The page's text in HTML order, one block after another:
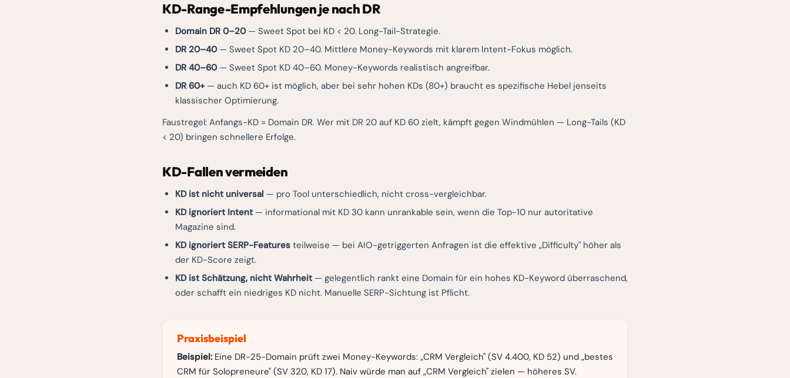
KD-Range-Empfehlungen je nach DR
Domain DR 0–20— Sweet Spot bei KD < 20. Long-Tail-Strategie.
DR 20–40— Sweet Spot KD 20–40. Mittlere Money-Keywords mit klarem Intent-Fokus möglich.
DR 40–60— Sweet Spot KD 40–60. Money-Keywords realistisch angreifbar.
DR 60+— auch KD 60+ ist möglich, aber bei sehr hohen KDs (80+) braucht es spezifische Hebel jenseits
klassischer Optimierung.
Faustregel: Anfangs-KD = Domain DR. Wer mit DR 20 auf KD 60 zielt, kämpft gegen Windmühlen — Long-Tails (KD
< 20) bringen schnellere Erfolge.
KD-Fallen vermeiden
KD ist nicht universal — pro Tool unterschiedlich, nicht cross-vergleichbar.
KD ignoriert Intent — informational mit KD 30 kann unrankable sein, wenn die Top-10 nur autoritative
Magazine sind.
KD ignoriert SERP-Features teilweise — bei AIO-getriggerten Anfragen ist die effektive „Difficulty" höher als
der KD-Score zeigt.
KD ist Schätzung, nicht Wahrheit — gelegentlich rankt eine Domain für ein hohes KD-Keyword überraschend,
oder schafft ein niedriges KD nicht. Manuelle SERP-Sichtung ist Pflicht.
Praxisbeispiel
Beispiel:Eine DR-25-Domain prüft zwei Money-Keywords: „CRM Vergleich" (SV 4.400, KD 52) und „bestes
CRM für Solopreneure" (SV 320, KD 17). Naiv würde man auf „CRM Vergleich" zielen — höheres SV.